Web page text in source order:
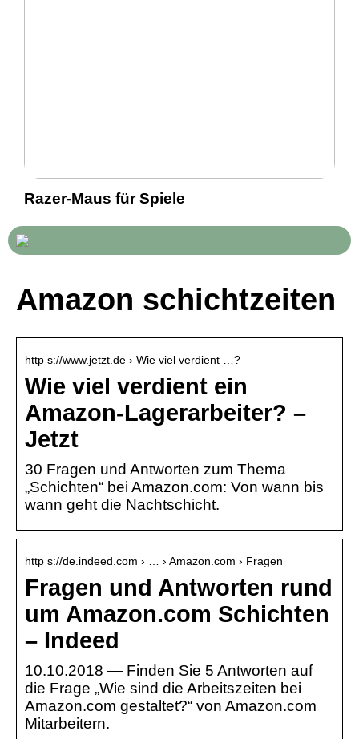
Razer-Maus für Spiele
Amazon schichtzeiten
http s://www.jetzt.de › Wie viel verdient …?
Wie viel verdient ein
Amazon-Lagerarbeiter? –
Jetzt
30 Fragen und Antworten zum Thema
„Schichten“ bei Amazon.com: Von wann bis
wann geht die Nachtschicht.
http s://de.indeed.com › … › Amazon.com › Fragen
Fragen und Antworten rund
um Amazon.com Schichten
– Indeed
10.10.2018 — Finden Sie 5 Antworten auf
die Frage „Wie sind die Arbeitszeiten bei
Amazon.com gestaltet?“ von Amazon.com
Mitarbeitern.